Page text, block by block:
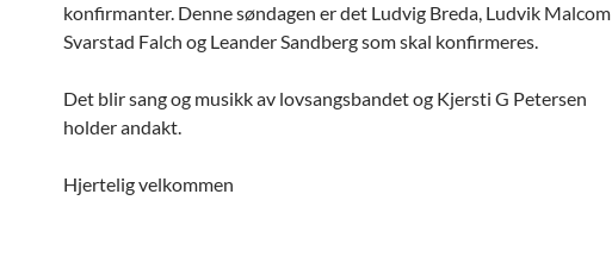
konfirmanter. Denne søndagen er det Ludvig Breda, Ludvik Malcom
Svarstad Falch og Leander Sandberg som skal konfirmeres.
Det blir sang og musikk av lovsangsbandet og Kjersti G Petersen
holder andakt.
Hjertelig velkommen